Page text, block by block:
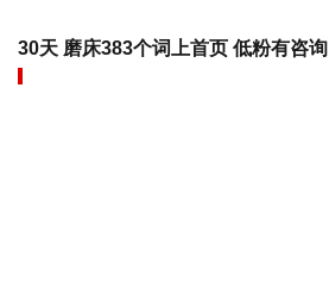
30天 磨床383个词上首页 低粉有咨询